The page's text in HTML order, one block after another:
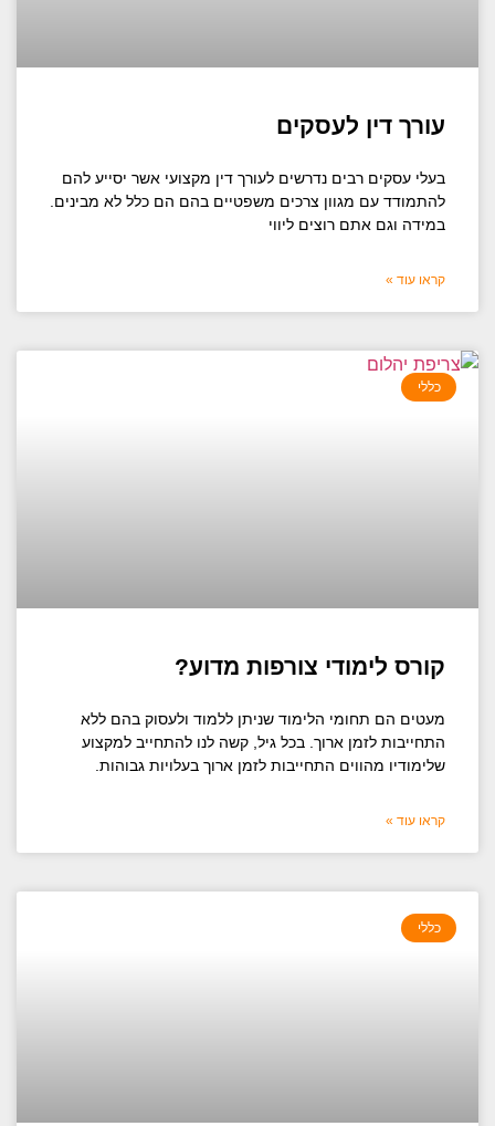
עורך דין לעסקים
בעלי עסקים רבים נדרשים לעורך דין מקצועי אשר יסייע להם
להתמודד עם מגוון צרכים משפטיים בהם הם כלל לא מבינים.
במידה וגם אתם רוצים ליווי
קראו עוד »
כללי
קורס לימודי צורפות מדוע?
מעטים הם תחומי הלימוד שניתן ללמוד ולעסוק בהם ללא
התחייבות לזמן ארוך. בכל גיל, קשה לנו להתחייב למקצוע
שלימודיו מהווים התחייבות לזמן ארוך בעלויות גבוהות.
קראו עוד »
כללי